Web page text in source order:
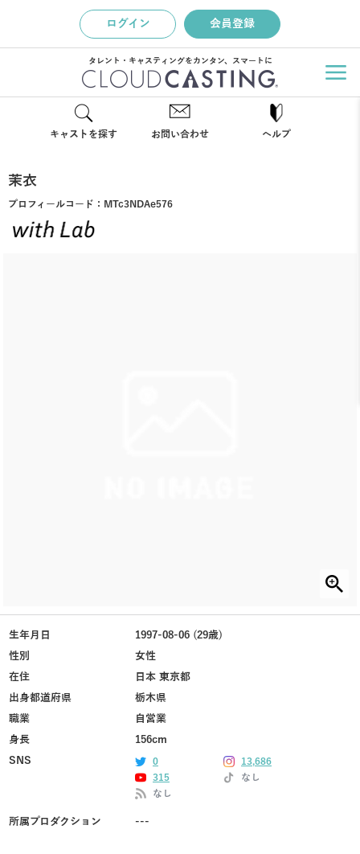
ログイン 会員登録
タレント・キャスティングをカンタン、スマートに
キャストを探す お問い合わせ ヘルプ
茉衣
プロフィールコード： MTc3NDAe576
生年月日
1997-08-06 (29歳)
性別
女性
在住
日本 東京都
出身都道府県
栃木県
職業
自営業
身長
156cm
SNS
0
13,686
315
なし
なし
所属プロダクション ---